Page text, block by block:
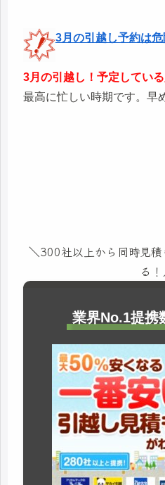
3月の引越し予約は危
3月の引越し！予定してい
最高に忙しい時期です。早
＼300社以上から同時見
る
業界No.1提携